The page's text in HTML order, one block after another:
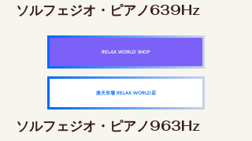
ソルフェジオ・ピアノ639Hz
RELAX WORLD SHOP
楽天市場 RELAX WORLD店
ソルフェジオ・ピアノ963Hz